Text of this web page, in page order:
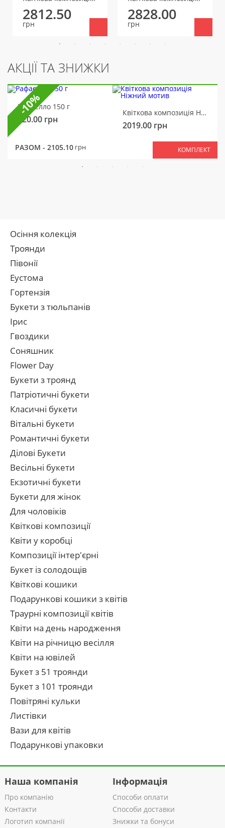
2812.50
грн
2828.00
грн
АКЦІЇ ТА ЗНИЖКИ
Рафаелло 150 г
320.00 грн
Квіткова композиція Ніжний мотив
2019.00 грн
РАЗОМ - 2105.10 грн КОМПЛЕКТ
-10%
Осіння колекція
Троянди
Півонії
Еустома
Гортензія
Букети з тюльпанів
Ірис
Гвоздики
Соняшник
Flower Day
Букети з троянд
Патріотичні букети
Класичні букети
Вітальні букети
Романтичні букети
Ділові Букети
Весільні букети
Екзотичні букети
Букети для жінок
Для чоловіків
Квіткові композиції
Квіти у коробці
Композиції інтер'єрні
Букет із солодощів
Квіткові кошики
Подарункові кошики з квітів
Траурні композиції квітів
Квіти на день народження
Квіти на річницю весілля
Квіти на ювілей
Букет з 51 троянди
Букет з 101 троянди
Повітряні кульки
Листівки
Вази для квітів
Подарункові упаковки
Наша компанія
Про компанію
Контакти
Логотип компанії
Інформація
Способи оплати
Способи доставки
Знижки та бонуси